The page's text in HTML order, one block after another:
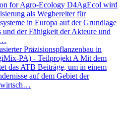
for Agro-Ecology D4AgEcol wird
als Wegbereiter für
in Europa auf der Grundlage
und der Fähigkeit der Akteure und
Präzisionspflanzenbau in
PA) - Teilprojekt A Mit dem
das ATB Beiträge, um in einem
auf dem Gebiet der